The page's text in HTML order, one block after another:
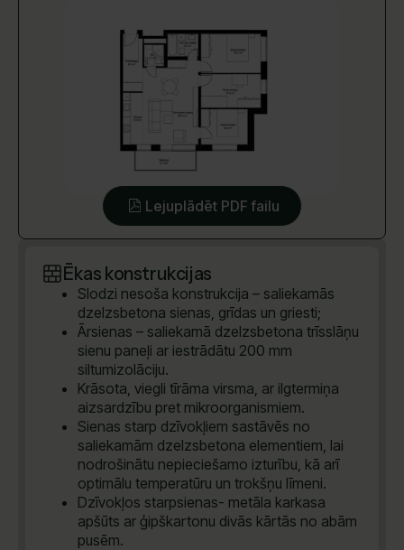
Lejuplādēt PDF failu
Ēkas konstrukcijas
Slodzi nesoša konstrukcija – saliekamās
dzelzsbetona sienas, grīdas un griesti;
Ārsienas – saliekamā dzelzsbetona trīsslāņu
sienu paneļi ar iestrādātu 200 mm
siltumizolāciju.
Krāsota, viegli tīrāma virsma, ar ilgtermiņa
aizsardzību pret mikroorganismiem.
Sienas starp dzīvokļiem sastāvēs no
saliekamām dzelzsbetona elementiem, lai
nodrošinātu nepieciešamo izturību, kā arī
optimālu temperatūru un trokšņu līmeni.
Dzīvokļos starpsienas- metāla karkasa
apšūts ar ģipškartonu divās kārtās no abām
pusēm.